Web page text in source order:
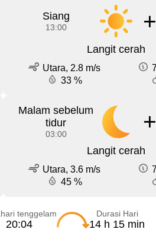
Siang
13:00
Langit cerah
Utara, 2.8 m/s
33 %
Malam sebelum
tidur
03:00
Langit cerah
Utara, 3.6 m/s
45 %
tenggelam
20:04
Durasi Hari
14 h 15 min